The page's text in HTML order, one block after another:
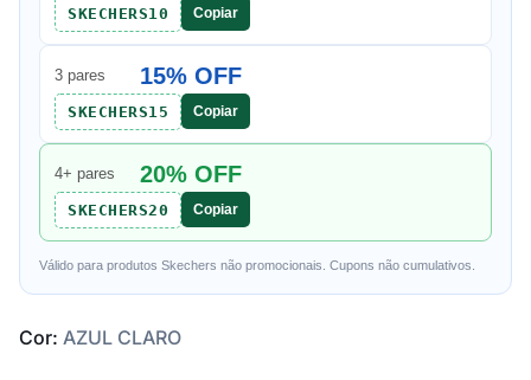
SKECHERS10 Copiar
3 pares 15% OFF
SKECHERS15 Copiar
4+ pares 20% OFF
SKECHERS20 Copiar
Válido para produtos Skechers não promocionais. Cupons não cumulativos.
Cor: AZUL CLARO